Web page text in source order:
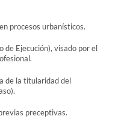
procesos urbanísticos.
de Ejecución), visado por el
de la titularidad del
preceptivas.